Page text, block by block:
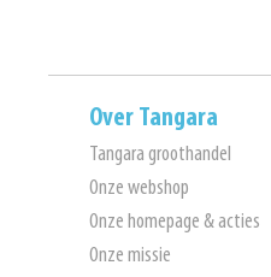
Over Tangara
Tangara groothandel
Onze webshop
Onze homepage & acties
Onze missie